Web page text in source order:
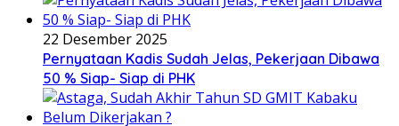
22 Desember 2025
Pernyataan Kadis Sudah Jelas, Pekerjaan Dibawa
50 % Siap- Siap di PHK